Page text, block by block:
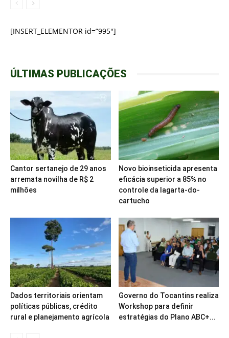
[INSERT_ELEMENTOR id=”995″]
ÚLTIMAS PUBLICAÇÕES
Cantor sertanejo de 29 anos
arremata novilha de R$ 2
milhões
Novo bioinseticida apresenta
eficácia superior a 85% no
controle da lagarta-do-
cartucho
Dados territoriais orientam
políticas públicas, crédito
rural e planejamento agrícola
Governo do Tocantins realiza
Workshop para definir
estratégias do Plano ABC+...